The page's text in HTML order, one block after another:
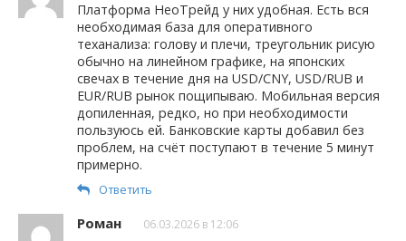
Платформа НеоТрейд у них удобная. Есть вся
необходимая база для оперативного
теханализа: голову и плечи, треугольник рисую
обычно на линейном графике, на японских
свечах в течение дня на USD/CNY, USD/RUB и
EUR/RUB рынок пощипываю. Мобильная версия
допиленная, редко, но при необходимости
пользуюсь ей. Банковские карты добавил без
проблем, на счёт поступают в течение 5 минут
примерно.
Ответить
Роман 06.03.2026 в 12:06